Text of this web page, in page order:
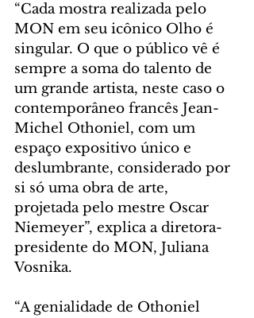
“Cada mostra realizada pelo
MON em seu icônico Olho é
singular. O que o público vê é
sempre a soma do talento de
um grande artista, neste caso o
contemporâneo francês Jean-
Michel Othoniel, com um
espaço expositivo único e
deslumbrante, considerado por
si só uma obra de arte,
projetada pelo mestre Oscar
Niemeyer”, explica a diretora-
presidente do MON, Juliana
Vosnika.
“A genialidade de Othoniel